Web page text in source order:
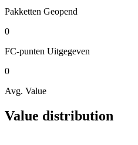
Pakketten Geopend
0
FC-punten Uitgegeven
0
Avg. Value
Value distribution